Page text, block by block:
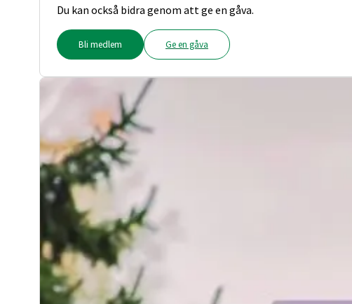
Du kan också bidra genom att ge en gåva.
Bli medlem Ge en gåva